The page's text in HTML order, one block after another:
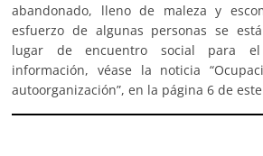
abandonado, lleno de maleza y
esfuerzo de algunas personas se
lugar de encuentro social para
información, véase la noticia
autoorganización”, en la página 6 de